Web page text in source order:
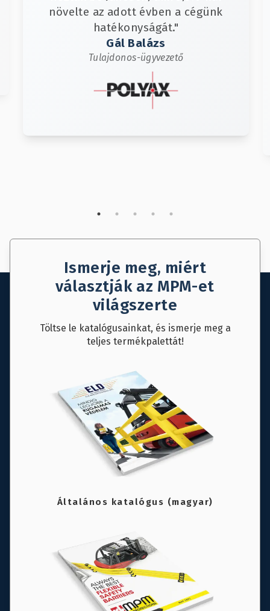
növelte az adott évben a cégünk
hatékonyságát."
Gál Balázs
Tulajdonos-ügyvezető
Ismerje meg, miért
választják az MPM-et
világszerte
Töltse le katalógusainkat, és ismerje meg a
teljes termékpalettát!
Általános katalógus (magyar)